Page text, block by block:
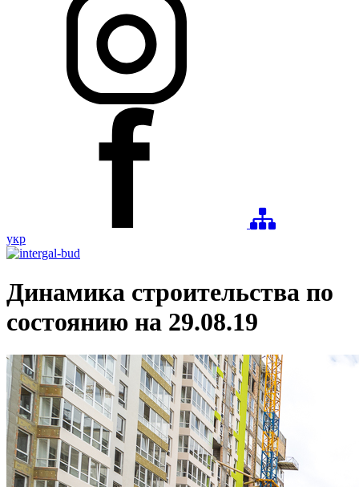
укр
Динамика строительства по
состоянию на 29.08.19